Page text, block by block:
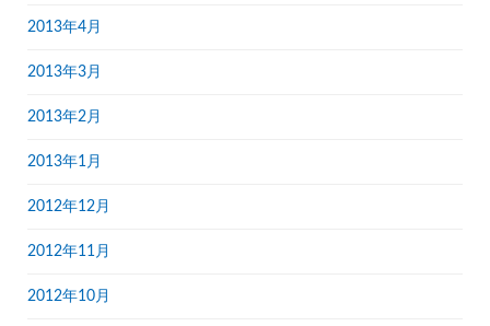
2013年4月
2013年3月
2013年2月
2013年1月
2012年12月
2012年11月
2012年10月